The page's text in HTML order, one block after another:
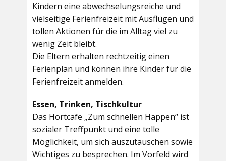
Kindern eine abwechselungsreiche und
vielseitige Ferienfreizeit mit Ausflügen und
tollen Aktionen für die im Alltag viel zu
wenig Zeit bleibt.
Die Eltern erhalten rechtzeitig einen
Ferienplan und können ihre Kinder für die
Ferienfreizeit anmelden.
Essen, Trinken, Tischkultur
Das Hortcafe „Zum schnellen Happen“ ist
sozialer Treffpunkt und eine tolle
Möglichkeit, um sich auszutauschen sowie
Wichtiges zu besprechen. Im Vorfeld wird